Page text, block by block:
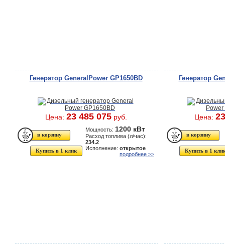
Генератор GeneralPower GP1650BD
Цена: 23 485 075руб.
Купить в 1 клик
Мощность: 1200 кВт
Расход топлива (л/час):
234.2
Исполнение: открытое
подробнее >>
Генератор
Цена:
Купить в 1